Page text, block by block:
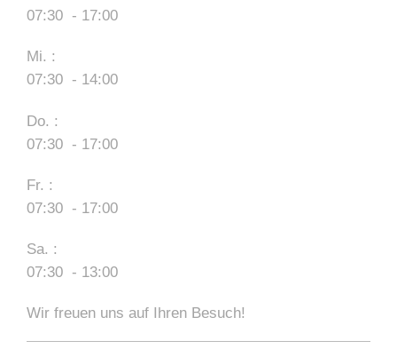
07:30 - 17:00
Mi. :
07:30 - 14:00
Do. :
07:30 - 17:00
Fr. :
07:30 - 17:00
Sa. :
07:30 - 13:00
Wir freuen uns auf Ihren Besuch!